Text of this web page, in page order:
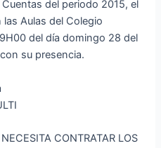
del periodo 2015, el
Aulas del Colegio
del día domingo 28 del
su presencia.
CONTRATAR LOS